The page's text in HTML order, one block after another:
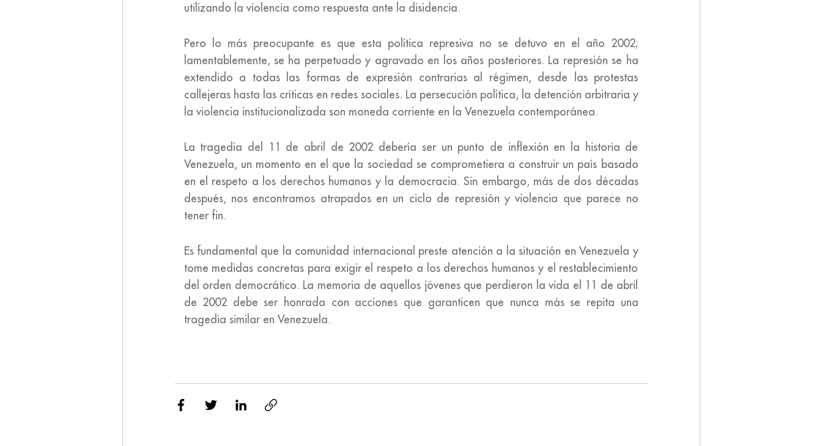
utilizando la violencia como respuesta ante la disidencia.
Pero lo más preocupante es que esta política represiva no se detuvo en el año 2002;
lamentablemente, se ha perpetuado y agravado en los años posteriores. La represión se ha
extendido a todas las formas de expresión contrarias al régimen, desde las protestas
callejeras hasta las críticas en redes sociales. La persecución política, la detención arbitraria y
la violencia institucionalizada son moneda corriente en la Venezuela contemporánea.
La tragedia del 11 de abril de 2002 debería ser un punto de inflexión en la historia de
Venezuela, un momento en el que la sociedad se comprometiera a construir un país basado
en el respeto a los derechos humanos y la democracia. Sin embargo, más de dos décadas
después, nos encontramos atrapados en un ciclo de represión y violencia que parece no
tener fin.
Es fundamental que la comunidad internacional preste atención a la situación en Venezuela y
tome medidas concretas para exigir el respeto a los derechos humanos y el restablecimiento
del orden democrático. La memoria de aquellos jóvenes que perdieron la vida el 11 de abril
de 2002 debe ser honrada con acciones que garanticen que nunca más se repita una
tragedia similar en Venezuela.